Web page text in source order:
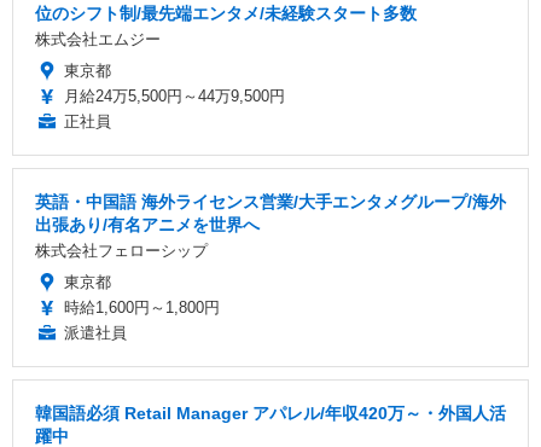
位のシフト制/最先端エンタメ/未経験スタート多数
株式会社エムジー
東京都
月給24万5,500円～44万9,500円
正社員
英語・中国語 海外ライセンス営業/大手エンタメグループ/海外
出張あり/有名アニメを世界へ
株式会社フェローシップ
東京都
時給1,600円～1,800円
派遣社員
韓国語必須 Retail Manager アパレル/年収420万～・外国人活
躍中